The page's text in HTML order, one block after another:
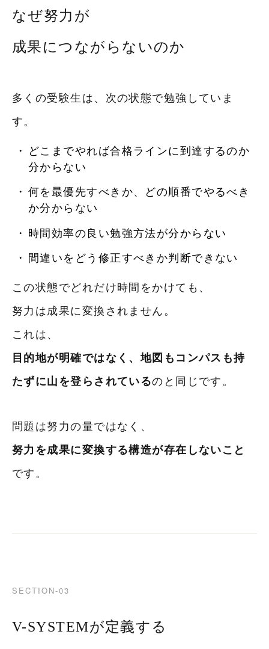
なぜ努力が
成果につながらないのか
多くの受験生は、次の状態で勉強していま
す。
どこまでやれば合格ラインに到達するのか
分からない
何を最優先すべきか、どの順番でやるべき
か分からない
時間効率の良い勉強方法が分からない
間違いをどう修正すべきか判断できない
この状態でどれだけ時間をかけても、
努力は成果に変換されません。
これは、
目的地が明確ではなく、地図もコンパスも持
たずに山を登らされているのと同じです。
問題は努力の量ではなく、
努力を成果に変換する構造が存在しないこと
です。
SECTION-03
V-SYSTEMが定義する